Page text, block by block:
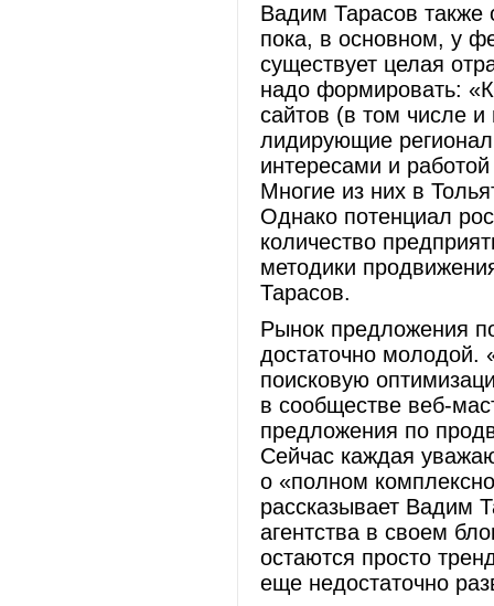
Вадим Тарасов также
пока, в основном, у
существует целая
надо формировать:
сайтов (в том числе
лидирующие
интересами и
Многие из них в
Однако потенциал
количество
методики
Тарасов.
Рынок предложения
достаточно молодой.
поисковую
в сообществе веб-
предложения по
Сейчас каждая
о «полном
рассказывает Вадим
агентства в своем
остаются просто
еще недостаточно